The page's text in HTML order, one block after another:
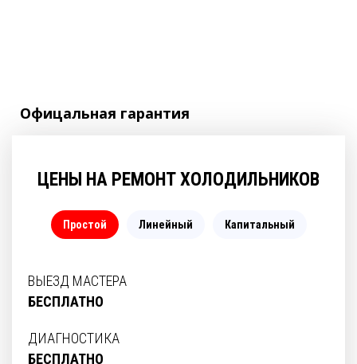
Офицальная гарантия
ЦЕНЫ НА РЕМОНТ ХОЛОДИЛЬНИКОВ
Простой Линейный Капитальный
ВЫЕЗД МАСТЕРА
БЕСПЛАТНО
ДИАГНОСТИКА
БЕСПЛАТНО